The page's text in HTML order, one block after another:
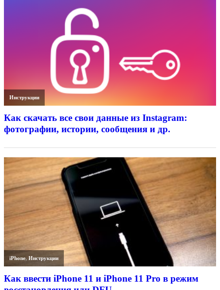
Инструкции
Как скачать все свои данные из Instagram:
фотографии, истории, сообщения и др.
iPhone,Инструкции
Как ввести iPhone 11 и iPhone 11 Pro в режим